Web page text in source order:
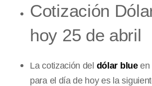
Cotización
hoy 25 de abril
La cotización del dólar blueen
para el día de hoy es la